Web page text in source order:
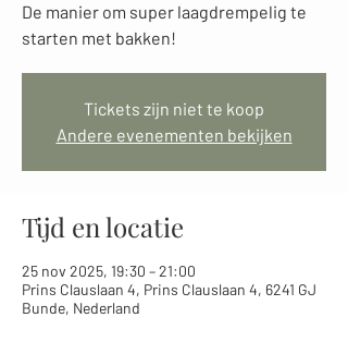
De manier om super laagdrempelig te
starten met bakken!
Tickets zijn niet te koop
Andere evenementen bekijken
Tijd en locatie
25 nov 2025, 19:30 – 21:00
Prins Clauslaan 4, Prins Clauslaan 4, 6241 GJ
Bunde, Nederland